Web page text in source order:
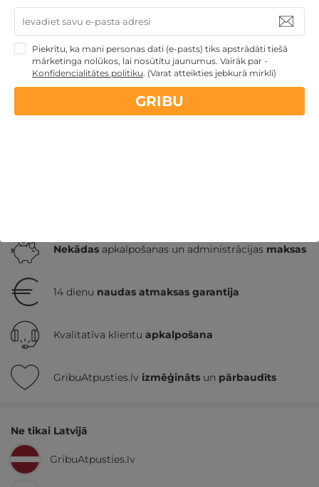
1 vai 2 naktis ar kuponu VAKARIŅĀM vai SPA zonas
apmeklējumu DIVIEM
Daugavpils nov.,Silene Resort & SPA, Egles villa
★ ★ ★ ★
Nekādas apkalpošanas un administrācijas maksas
14 dienu naudas atmaksas garantija
Kvalitatīva klientu apkalpošana
GribuAtpusties.lv izmēģināts un pārbaudīts
Ne tikai Latvijā
GribuAtpusties.lv
Piekrītu, ka mani personas dati (e-pasts) tiks apstrādāti tiešā
mārketinga nolūkos, lai nosūtītu jaunumus. Vairāk par -
Konfidencialitātes politiku. (Varat atteikties jebkurā mirklī)
GRIBU